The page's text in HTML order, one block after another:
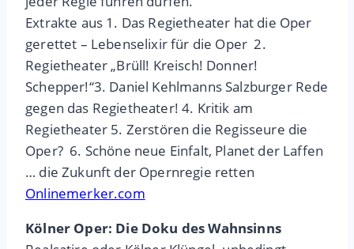
Extrakte aus 1. Das Regietheater hat die Oper
gerettet – Lebenselixir für die Oper 2.
Regietheater „Brüll! Kreisch! Donner!
Schepper!“3. Daniel Kehlmanns Salzburger Rede
gegen das Regietheater! 4. Kritik am
Regietheater 5. Zerstören die Regisseure die
Oper? 6. Schöne neue Einfalt, Planet der Laffen
… die Zukunft der Opernregie retten
Onlinemerker.com
Kölner Oper: Die Doku des Wahnsinns